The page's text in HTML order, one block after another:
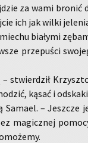
za wami bro­nić
ich jak wilki
bia­ły­mi
prze­pu­ści
– stwier­dził
kąsać i
Sa­ma­el. –
ma­gicz­nej